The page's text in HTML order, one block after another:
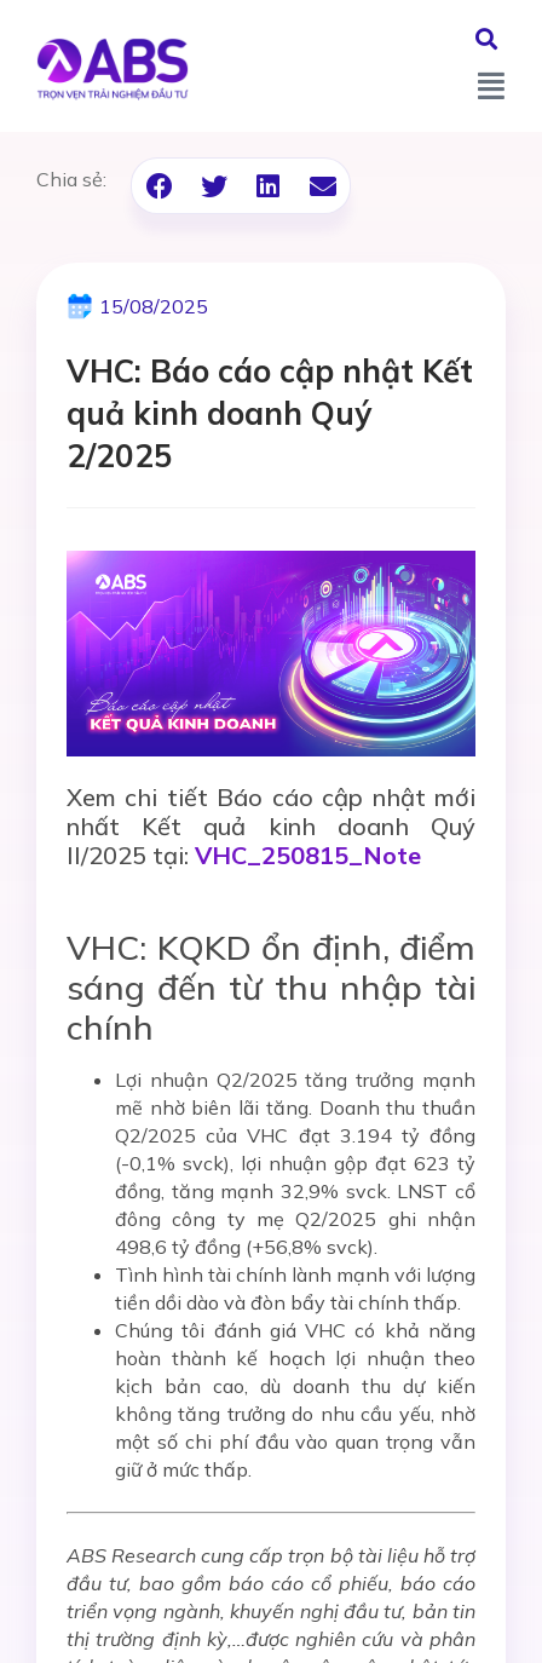
Chia sẻ:
15/08/2025
VHC: Báo cáo cập nhật Kết
quả kinh doanh Quý
2/2025
Xem chi tiết Báo cáo cập nhật mới
nhất Kết quả kinh doanh Quý
II/2025 tại: VHC_250815_Note
VHC: KQKD ổn định, điểm
sáng đến từ thu nhập tài
chính
Lợi nhuận Q2/2025 tăng trưởng mạnh
mẽ nhờ biên lãi tăng. Doanh thu thuần
Q2/2025 của VHC đạt 3.194 tỷ đồng
(-0,1% svck), lợi nhuận gộp đạt 623 tỷ
đồng, tăng mạnh 32,9% svck. LNST cổ
đông công ty mẹ Q2/2025 ghi nhận
498,6 tỷ đồng (+56,8% svck).
Tình hình tài chính lành mạnh với lượng
tiền dồi dào và đòn bẩy tài chính thấp.
Chúng tôi đánh giá VHC có khả năng
hoàn thành kế hoạch lợi nhuận theo
kịch bản cao, dù doanh thu dự kiến
không tăng trưởng do nhu cầu yếu, nhờ
một số chi phí đầu vào quan trọng vẫn
giữ ở mức thấp.
ABS Research cung cấp trọn bộ tài liệu hỗ trợ
đầu tư, bao gồm báo cáo cổ phiếu, báo cáo
triển vọng ngành, khuyến nghị đầu tư, bản tin
thị trường định kỳ,…được nghiên cứu và phân